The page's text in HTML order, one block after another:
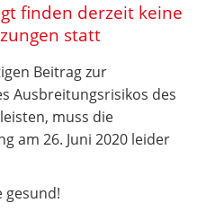
finden derzeit keine
statt
Beitrag zur
Ausbreitungsrisikos des
muss die
am 26. Juni 2020 leider
gesund!